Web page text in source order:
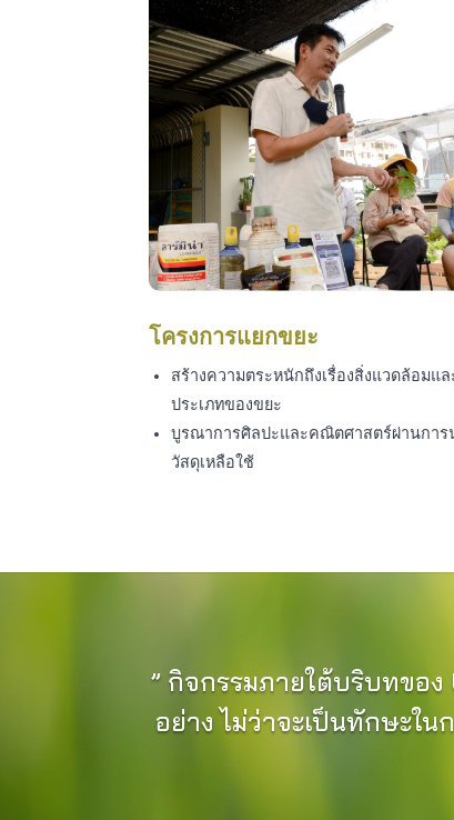
โครงการแยกขยะ
สร้างความตระหนักถึงเรื่องสิ่งแวดล้อมแล
ประเภทของขยะ
บูรณาการศิลปะและคณิตศาสตร์ผ่านการ
วัสดุเหลือใช้
” กิจกรรมภายใต้บริบทขอ
อย่าง ไม่ว่าจะเป็นทักษะใ